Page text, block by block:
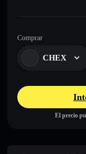
Comprar
CHEX
El precio